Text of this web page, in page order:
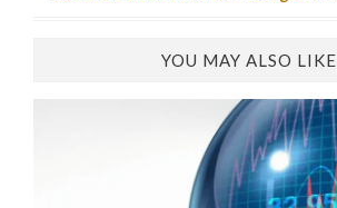
YOU MAY ALSO LIKE